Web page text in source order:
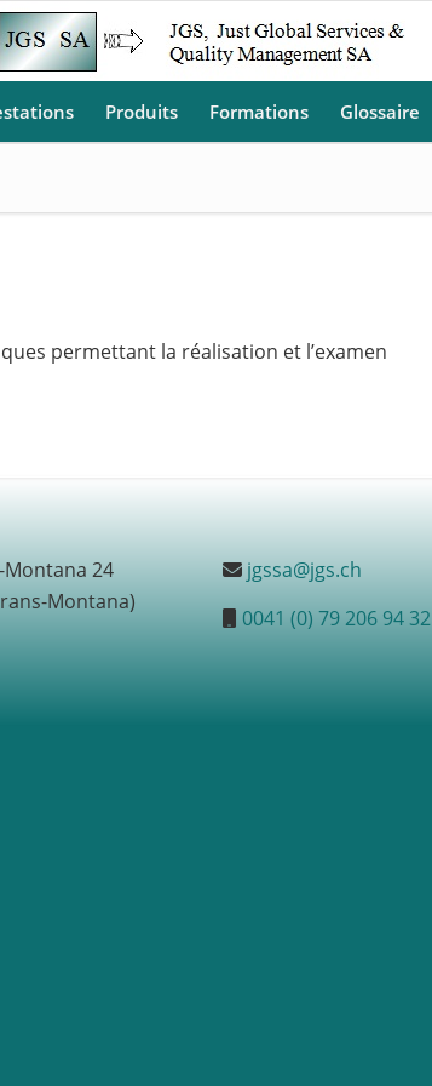
Produits Formations Glossaire
permettant la réalisation et l’examen
24
Montana)
jgssa@jgs.ch
0041 (0) 79 206 94 32